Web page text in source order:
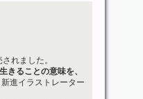
れました。
きることの意味を、
進イラストレーター